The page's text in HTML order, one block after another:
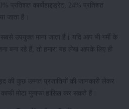
प्रतिशत कार्बोहाइड्रेट, 24% प्रतिशत
जाता है।
उपयुक्त माना जाता है। यदि आप भी गर्मी के
बना रहे हैं, तो हमारा यह लेख आपके लिए ही
की कुछ उन्नत प्रजातियों की जानकारी लेकर
मोटा मुनाफा हांसिल कर सकते हैं।